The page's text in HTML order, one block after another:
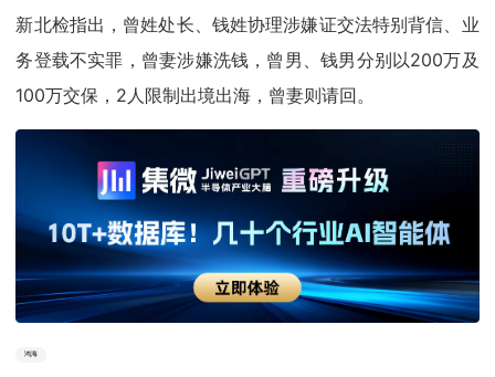
新北检指出，曾姓处长、钱姓协理涉嫌证交法特别背信、业
务登载不实罪，曾妻涉嫌洗钱，曾男、钱男分别以200万及
100万交保，2人限制出境出海，曾妻则请回。
鸿海